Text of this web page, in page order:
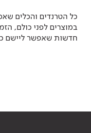
כל הטרנדים והכלים
במוצרים לפני כולם,
חדשות שאפשר ליישם